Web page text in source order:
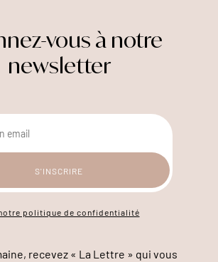
vous à notre
newsletter
politique de confidentialité
recevez « La Lettre » qui vous